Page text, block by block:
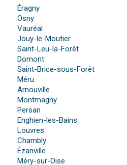
Éragny
Osny
Vauréal
Jouy-le-Moutier
Saint-Leu-la-Forêt
Domont
Saint-Brice-sous-Forêt
Méru
Arnouville
Montmagny
Persan
Enghien-les-Bains
Louvres
Chambly
Ézanville
Méry-sur-Oise